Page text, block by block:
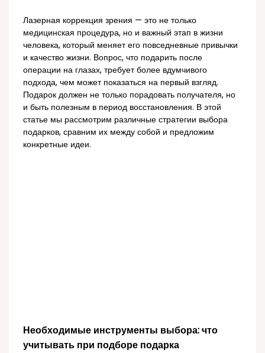
Лазерная коррекция зрения — это не только
медицинская процедура, но и важный этап в жизни
человека, который меняет его повседневные привычки
и качество жизни. Вопрос, что подарить после
операции на глазах, требует более вдумчивого
подхода, чем может показаться на первый взгляд.
Подарок должен не только порадовать получателя, но
и быть полезным в период восстановления. В этой
статье мы рассмотрим различные стратегии выбора
подарков, сравним их между собой и предложим
конкретные идеи.
Необходимые инструменты выбора: что
учитывать при подборе подарка